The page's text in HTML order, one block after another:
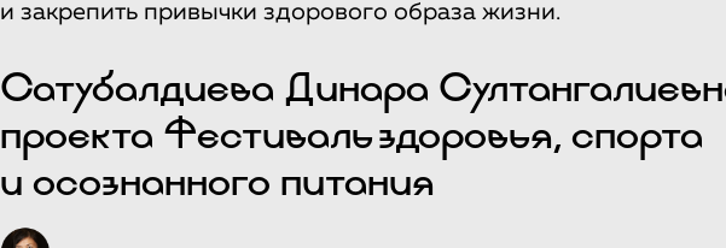
и закрепить привычки здорового образа жизни.
Сатубалдиева Динара
проекта Фестиваль здоровья, спорта
и осознанного питания